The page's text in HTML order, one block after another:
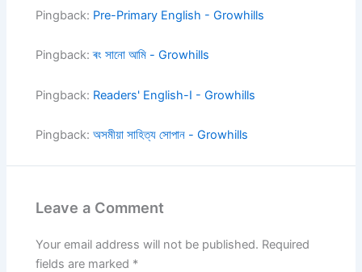
Pingback: Pre-Primary English - Growhills
Pingback:ৰং সানো আমি - Growhills
Pingback: Readers' English-I - Growhills
Pingback:অসমীয়া সাহিত্য সোপান - Growhills
Leave a Comment
Your email address will not be published. Required
fields are marked *